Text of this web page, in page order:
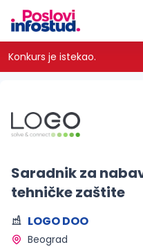
Konkurs je istekao.
Saradnik za
tehničke zaštite
LOGO DOO
Beograd